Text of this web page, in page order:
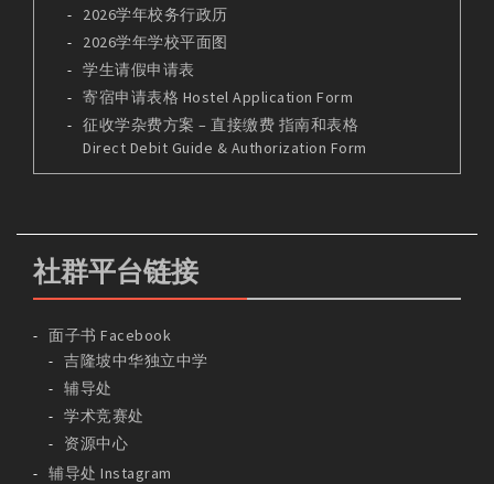
2026学年校务行政历
2026学年学校平面图
学生请假申请表
寄宿申请表格 Hostel Application Form
征收学杂费方案 – 直接缴费 指南和表格
Direct Debit Guide & Authorization Form
社群平台链接
面子书 Facebook
吉隆坡中华独立中学
辅导处
学术竞赛处
资源中心
辅导处 Instagram